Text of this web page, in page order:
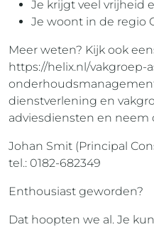
Je krijgt veel vrijheid
Je woont in de regio
Meer weten? Kijk ook
https://helix.nl/vakgroep-
dienstverlening en
adviesdiensten en neem
Johan Smit (Principal
tel.: 0182-682349
Enthousiast geworden?
Dat hoopten we al. Je